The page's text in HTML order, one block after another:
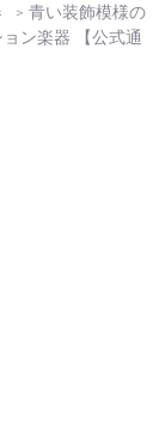
青い装飾模様の
ン楽器 【公式通